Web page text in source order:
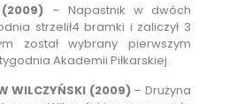
(2009) – Napastnik w dwóch
strzelił4 bramki i zaliczył 3
został wybrany pierwszym
Akademii Piłkarskiej.
WILCZYŃSKI (2009)– Drużyna